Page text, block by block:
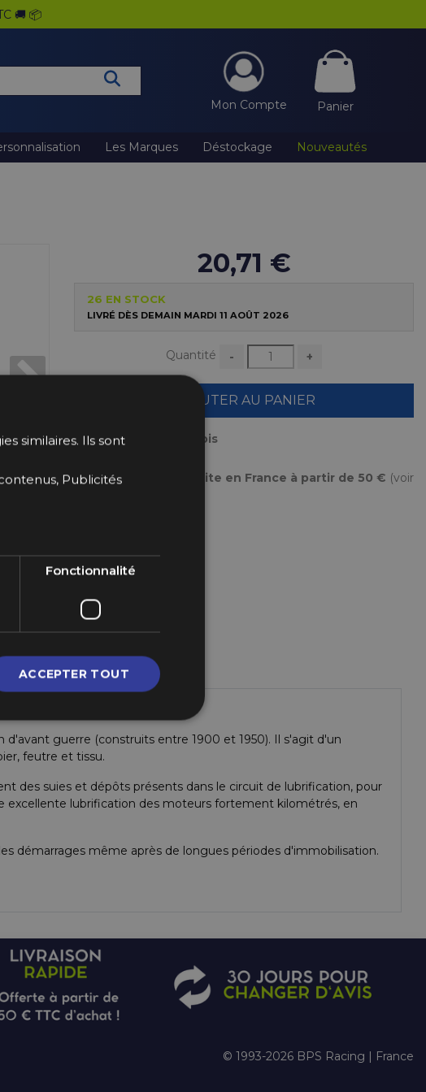
🚚 📦
Mon Compte Panier
Les Marques Déstockage Nouveautés
20,71 €
26 EN STOCK
LIVRÉ DÈS DEMAIN MARDI 11 AOÛT 2026
Quantité - +
AJOUTER AU PANIER
Payez en plusieurs fois
Livraison gratuite en France à partir de 50 € (voir
guerre (construits entre 1900 et 1950). Il s'agit d'un
feutre et tissu.
des suies et dépôts présents dans le circuit de lubrification, pour
excellente lubrification des moteurs fortement kilométrés, en
démarrages même après de longues périodes d'immobilisation.
© 1993-2026 BPS Racing | France
similaires. Ils sont
Publicités
Fonctionnalité
ACCEPTER TOUT